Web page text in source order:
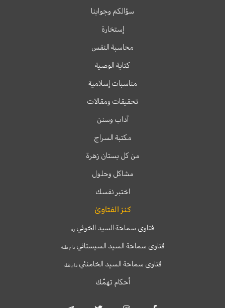
سؤالكم وجوابنا
إستخارة
محاسبة النفس
كتابة الوصية
مناسبات إسلامية
تحقيقات ومقالات
آداب وسنن
مكتبة السراج
من كل بستان زهرة
مشاكل وحلول
اختبر نفسك
كنز الفتاوىٰ
فتاوى سماحة السيد الخوئيره
فتاوى سماحة السيد السيستانيدام ظله
فتاوى سماحة السيد الخامنئي دام ظله
أحكام تهمّك
a